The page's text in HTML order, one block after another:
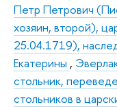
Петр Петрович
хозяин, второй),
25.04.1719),
Екатерины ,
стольник,
стольников в